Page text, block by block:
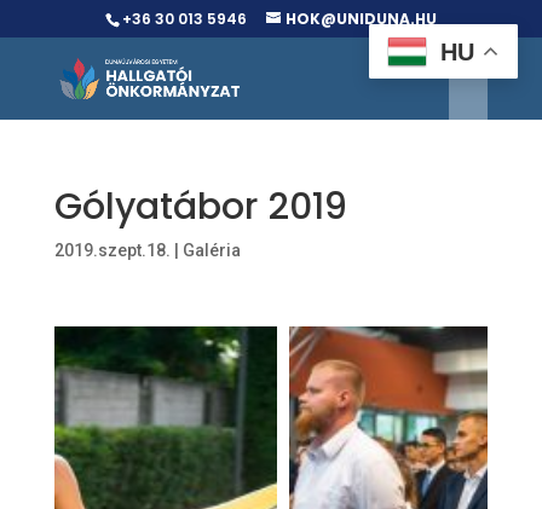
+36 30 013 5946 HOK@UNIDUNA.HU
Gólyatábor 2019
2019.szept.18. Galéria
HU